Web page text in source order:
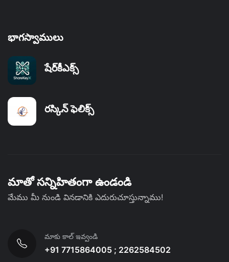
భాగస్వాములు
షేర్‌కీఎక్స్
రస్కిన్ ఫెలిక్స్
మాతో సన్నిహితంగా ఉండండి
మేము మీ నుండి వినడానికి ఎదురుచూస్తున్నాము!
మాకు కాల్ ఇవ్వండి
+91 7715864005 ; 2262584502